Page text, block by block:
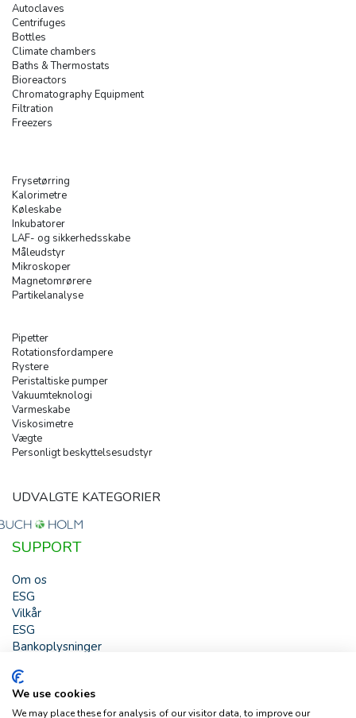
Autoclaves
Centrifuges
Bottles
Climate chambers
Baths & Thermostats
Bioreactors
Chromatography Equipment
Filtration
Freezers
Frysetørring
Kalorimetre
Køleskabe
Inkubatorer
LAF- og sikkerhedsskabe
Måleudstyr
Mikroskoper
Magnetomrørere
Partikelanalyse
Pipetter
Rotationsfordampere
Rystere
Peristaltiske pumper
Vakuumteknologi
Varmeskabe
Viskosimetre
Vægte
Personligt beskyttelsesudstyr
UDVALGTE KATEGORIER
SUPPORT
Om os
ESG
Vilkår
ESG
Bankoplysninger
HJÆLP
Buch & Holm A/S - Marielundvej 39 - DK-2730 Herlev -
We use cookies
We may place these for analysis of our visitor data, to improve our